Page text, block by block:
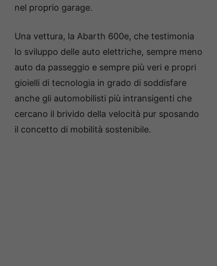
nel proprio garage.
Una vettura, la Abarth 600e, che testimonia
lo sviluppo delle auto elettriche, sempre meno
auto da passeggio e sempre più veri e propri
gioielli di tecnologia in grado di soddisfare
anche gli automobilisti più intransigenti che
cercano il brivido della velocità pur sposando
il concetto di mobilità sostenibile.